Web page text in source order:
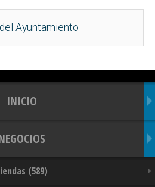
Ayuntamiento
INICIO
(589)